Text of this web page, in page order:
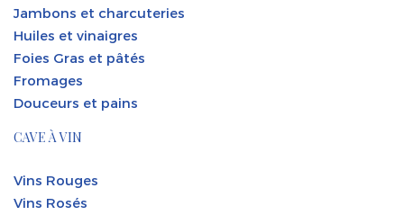
Jambons et charcuteries
Huiles et vinaigres
Foies Gras et pâtés
Fromages
Douceurs et pains
CAVE À VIN
Vins Rouges
Vins Rosés